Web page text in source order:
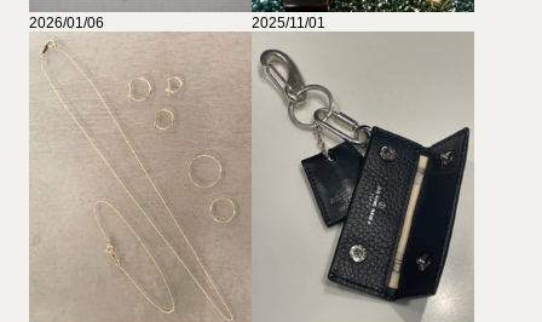
2026/01/06 2025/11/01